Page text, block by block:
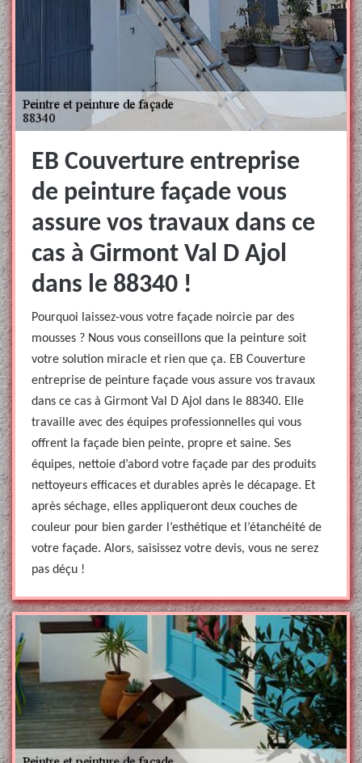
EB Couverture entreprise
de peinture façade vous
assure vos travaux dans ce
cas à Girmont Val D Ajol
dans le 88340 !
Pourquoi laissez-vous votre façade noircie par des
mousses ? Nous vous conseillons que la peinture soit
votre solution miracle et rien que ça. EB Couverture
entreprise de peinture façade vous assure vos travaux
dans ce cas à Girmont Val D Ajol dans le 88340. Elle
travaille avec des équipes professionnelles qui vous
offrent la façade bien peinte, propre et saine. Ses
équipes, nettoie d’abord votre façade par des produits
nettoyeurs efficaces et durables après le décapage. Et
après séchage, elles appliqueront deux couches de
couleur pour bien garder l’esthétique et l’étanchéité de
votre façade. Alors, saisissez votre devis, vous ne serez
pas déçu !